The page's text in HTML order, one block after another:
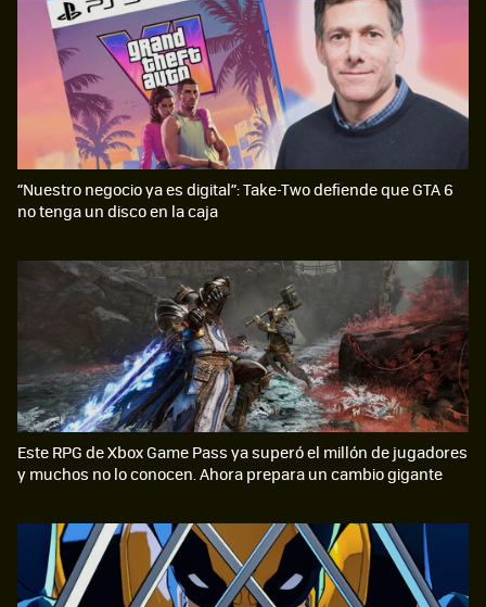
“Nuestro negocio ya es digital”: Take-Two defiende que GTA 6
no tenga un disco en la caja
Este RPG de Xbox Game Pass ya superó el millón de jugadores
y muchos no lo conocen. Ahora prepara un cambio gigante